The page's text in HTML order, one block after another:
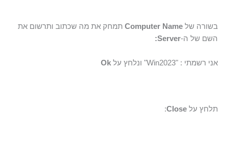
בשורה של Computer Name תמחק את מה שכתוב ותרשום את
השם של ה-Server:
אני רשמתי : "Win2023" ונלחץ על Ok
תלחץ על Close
: